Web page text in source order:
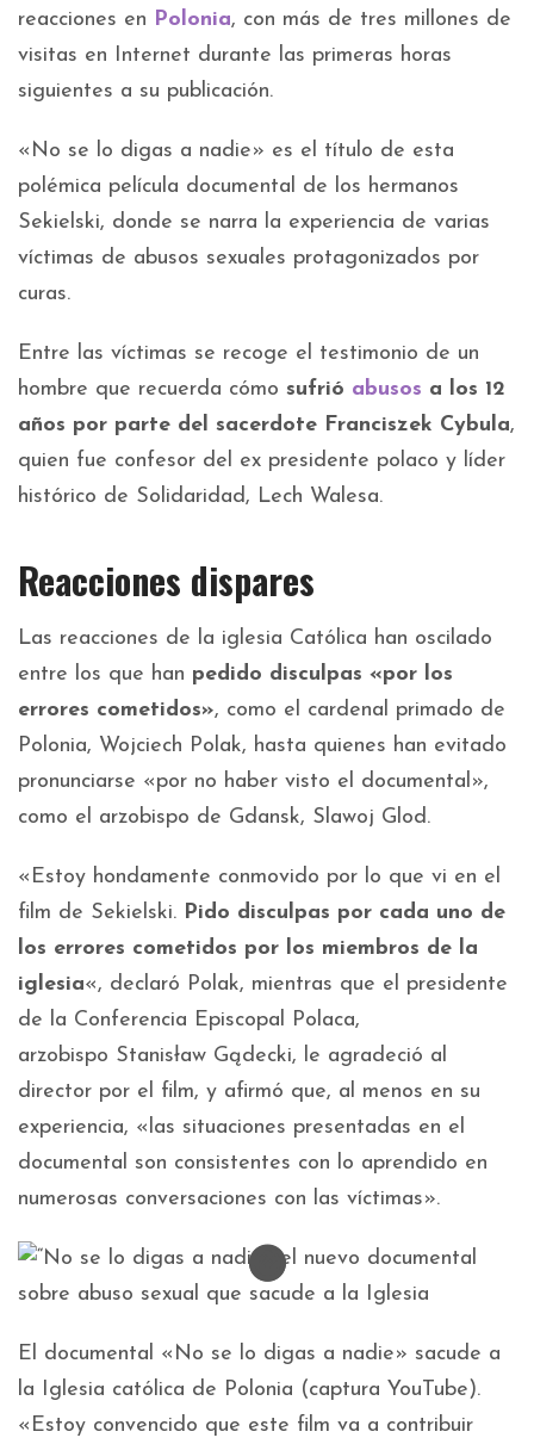
reacciones en Polonia, con más de tres millones de
visitas en Internet durante las primeras horas
siguientes a su publicación.
«No se lo digas a nadie» es el título de esta
polémica película documental de los hermanos
Sekielski, donde se narra la experiencia de varias
víctimas de abusos sexuales protagonizados por
curas.
Entre las víctimas se recoge el testimonio de un
hombre que recuerda cómo sufrió abusos a los 12
años por parte del sacerdote Franciszek Cybula,
quien fue confesor del ex presidente polaco y líder
histórico de Solidaridad, Lech Walesa.
Reacciones dispares
Las reacciones de la iglesia Católica han oscilado
entre los que han pedido disculpas «por los
errores cometidos», como el cardenal primado de
Polonia, Wojciech Polak, hasta quienes han evitado
pronunciarse «por no haber visto el documental»,
como el arzobispo de Gdansk, Slawoj Glod.
«Estoy hondamente conmovido por lo que vi en el
film de Sekielski. Pido disculpas por cada uno de
los errores cometidos por los miembros de la
iglesia«, declaró Polak, mientras que el presidente
de la Conferencia Episcopal Polaca,
arzobispo Stanisław Gądecki, le agradeció al
director por el film, y afirmó que, al menos en su
experiencia, «las situaciones presentadas en el
documental son consistentes con lo aprendido en
numerosas conversaciones con las víctimas».
El documental «No se lo digas a nadie» sacude a
la Iglesia católica de Polonia (captura YouTube).
«Estoy convencido que este film va a contribuir